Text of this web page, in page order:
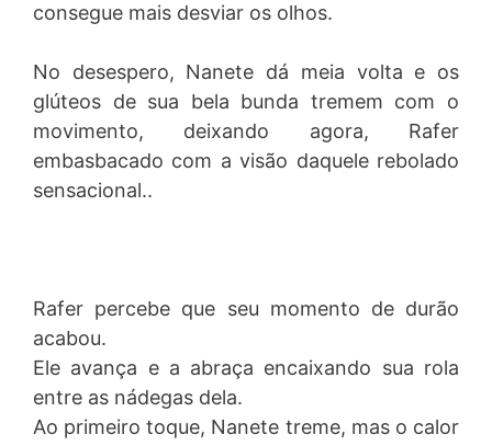
consegue mais desviar os olhos.
No desespero, Nanete dá meia volta e os
glúteos de sua bela bunda tremem com o
movimento, deixando agora, Rafer
embasbacado com a visão daquele rebolado
sensacional..
Rafer percebe que seu momento de durão
acabou.
Ele avança e a abraça encaixando sua rola
entre as nádegas dela.
Ao primeiro toque, Nanete treme, mas o calor